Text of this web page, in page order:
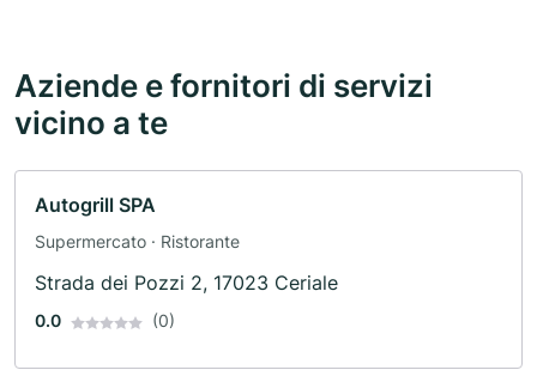
Aziende e fornitori di servizi
vicino a te
Autogrill SPA
Supermercato · Ristorante
Strada dei Pozzi 2, 17023 Ceriale
0.0 (0)